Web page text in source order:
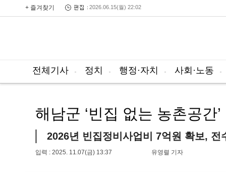
+ 즐겨찾기 2026.06.15(월) 22:02
전체기사 정치 행정·자치 사회·노동
해남군 ‘빈집 없는 농촌공간
2026년 빈집정비사업비 7억원 확보,
입력 : 2025. 11.07(금) 13:37 유영렬 기자